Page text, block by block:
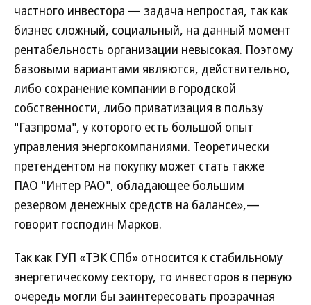
частного инвестора — задача непростая, так как
бизнес сложный, социальный, на данный момент
рентабельность организации невысокая. Поэтому
базовыми вариантами являются, действительно,
либо сохранение компании в городской
собственности, либо приватизация в пользу
"Газпрома", у которого есть большой опыт
управления энергокомпаниями. Теоретически
претендентом на покупку может стать также
ПАО "Интер РАО", обладающее большим
резервом денежных средств на балансе»,—
говорит господин Марков.
Так как ГУП «ТЭК СПб» относится к стабильному
энергетическому сектору, то инвесторов в первую
очередь могли бы заинтересовать прозрачная